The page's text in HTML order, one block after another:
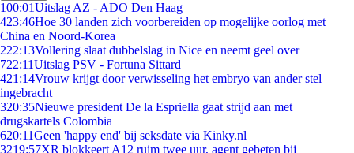
100:01Uitslag AZ - ADO Den Haag
423:46Hoe 30 landen zich voorbereiden op mogelijke oorlog met
China en Noord-Korea
222:13Vollering slaat dubbelslag in Nice en neemt geel over
722:11Uitslag PSV - Fortuna Sittard
421:14Vrouw krijgt door verwisseling het embryo van ander stel
ingebracht
320:35Nieuwe president De la Espriella gaat strijd aan met
drugskartels Colombia
620:11Geen 'happy end' bij seksdate via Kinky.nl
3219:57XR blokkeert A12 ruim twee uur, agent gebeten bij